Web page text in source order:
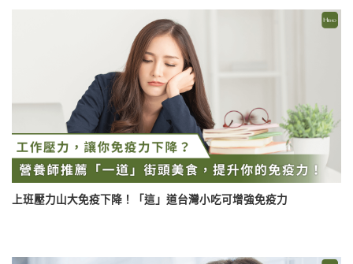
上班壓力山大免疫下降！「這」道台灣小吃可增強免疫力